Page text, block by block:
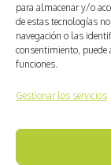
para almacenar y/o
de estas tecnologías
navegación o las
consentimiento, puede
funciones.
Gestionar los servicios